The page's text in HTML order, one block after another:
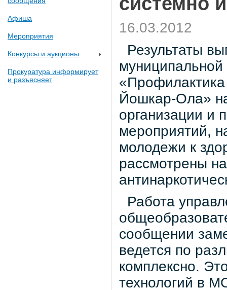
Афиша
Мероприятия
Конкурсы и аукционы
Прокуратура информирует
и разъясняет
16.03.2012
Результаты
«Профилактика
Йошкар-Ола»
организации и
мероприятий,
молодежи к
рассмотрены
Работа
сообщении
ведется по
комплексно.
технологий в